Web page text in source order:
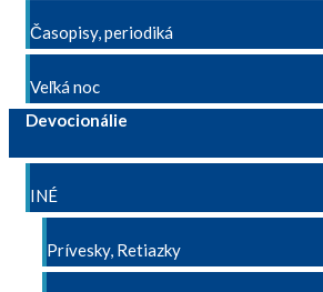
Časopisy, periodiká
Veľká noc
Devocionálie
INÉ
Prívesky, Retiazky